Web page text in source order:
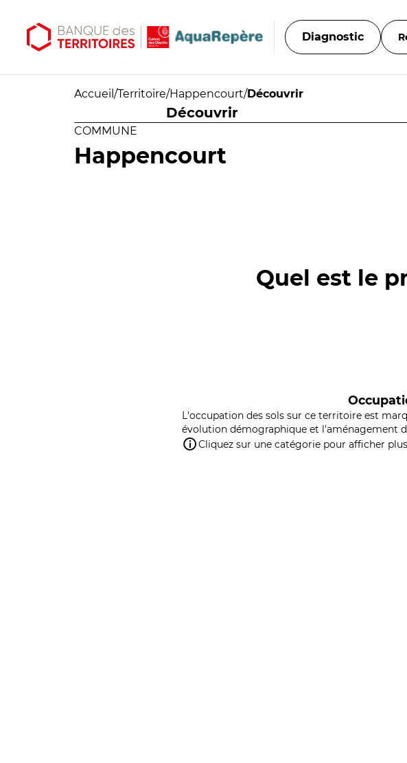
Diagnostic
Accueil /Territoire/Happencourt/Découvrir
Découvrir
COMMUNE
Happencourt
Quel est le
L'occupation des sols sur ce territoire est
évolution démographique et l'aménagement
Cliquez sur une catégorie pour afficher